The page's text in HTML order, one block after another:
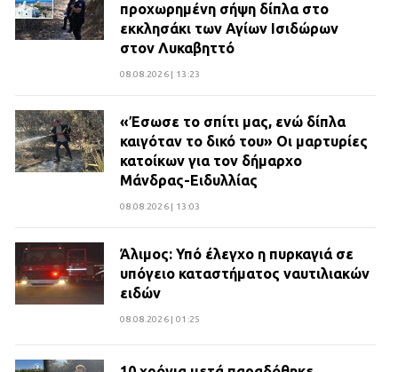
προχωρημένη σήψη δίπλα στο
εκκλησάκι των Αγίων Ισιδώρων
στον Λυκαβηττό
08.08.2026 | 13:23
«Έσωσε το σπίτι μας, ενώ δίπλα
καιγόταν το δικό του» Οι μαρτυρίες
κατοίκων για τον δήμαρχο
Μάνδρας-Ειδυλλίας
08.08.2026 | 13:03
Άλιμος: Υπό έλεγχο η πυρκαγιά σε
υπόγειο καταστήματος ναυτιλιακών
ειδών
08.08.2026 | 01:25